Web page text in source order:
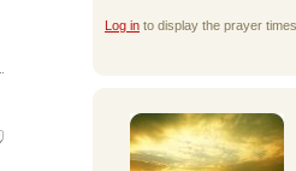
Log in to display the prayer times